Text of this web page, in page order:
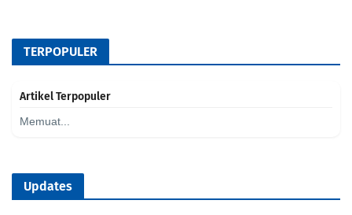
TERPOPULER
Artikel Terpopuler
Memuat...
Updates